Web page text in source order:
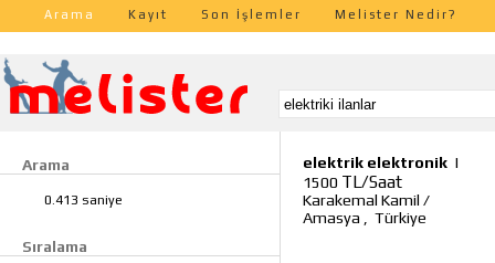
Arama Kayıt Son İşlemler Melister Nedir?
Arama
0.413 saniye
Sıralama
elektrik elektronik |
1500 TL/Saat
Karakemal Kamil /
Amasya
Türkiye